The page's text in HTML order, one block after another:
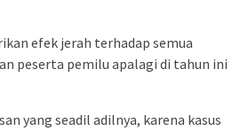
efek jerah terhadap semua
peserta pemilu apalagi di tahun ini
yang seadil adilnya, karena kasus